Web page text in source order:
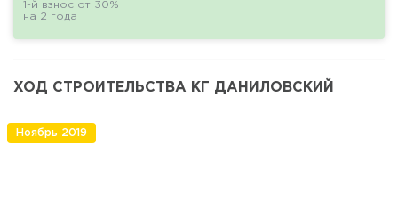
1-й взнос от 30%
на 2 года
ХОД СТРОИТЕЛЬСТВА КГ ДАНИЛОВСКИЙ
Ноябрь 2019